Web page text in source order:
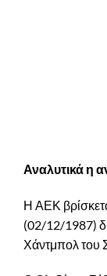
Αναλυτικά η
Η ΑΕΚ
(02/12/1987)
Χάντμπολ του